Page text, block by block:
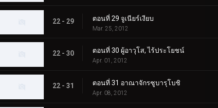
22 - 29 ตอนที่ 29 จูเนียร์เงียบ
Mar. 25, 2012
22 - 30 ตอนที่ 30 ผู้อาวุโส, ไร้ประโยชน์
Apr. 01, 2012
22 - 31 ตอนที่ 31 อาณาจักรซูบารุโบชิ
Apr. 08, 2012